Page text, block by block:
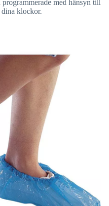
med hänsyn till
klockor.